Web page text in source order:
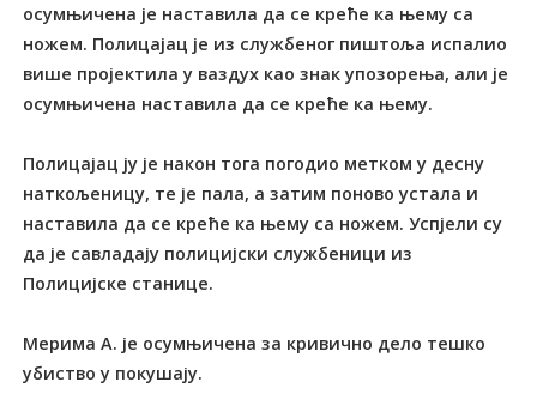
осумњичена је наставила да се креће ка њему са
ножем. Полицајац је из службеног пиштоља испалио
више пројектила у ваздух као знак упозорења, али је
осумњичена наставила да се креће ка њему.
Полицајац ју је након тога погодио метком у десну
наткољеницу, те је пала, а затим поново устала и
наставила да се креће ка њему са ножем. Успјели су
да је савладају полицијски службеници из
Полицијске станице.
Мерима А. је осумњичена за кривично дело тешко
убиство у покушају.